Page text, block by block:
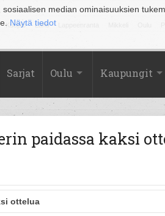
median ominaisuuksien
Näytä tiedot
Kuopio Lahti
Sarjat Oulu Kaupungit
paidassa kaksi
ottelua